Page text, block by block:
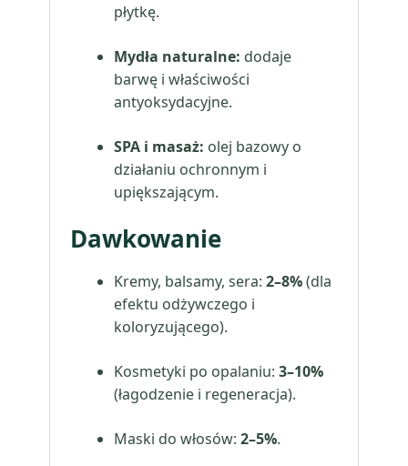
płytkę.
Mydła naturalne: dodaje
barwę i właściwości
antyoksydacyjne.
SPA i masaż: olej bazowy o
działaniu ochronnym i
upiększającym.
Dawkowanie
Kremy, balsamy, sera: 2–8%(dla
efektu odżywczego i
koloryzującego).
Kosmetyki po opalaniu: 3–10%
(łagodzenie i regeneracja).
Maski do włosów: 2–5%.